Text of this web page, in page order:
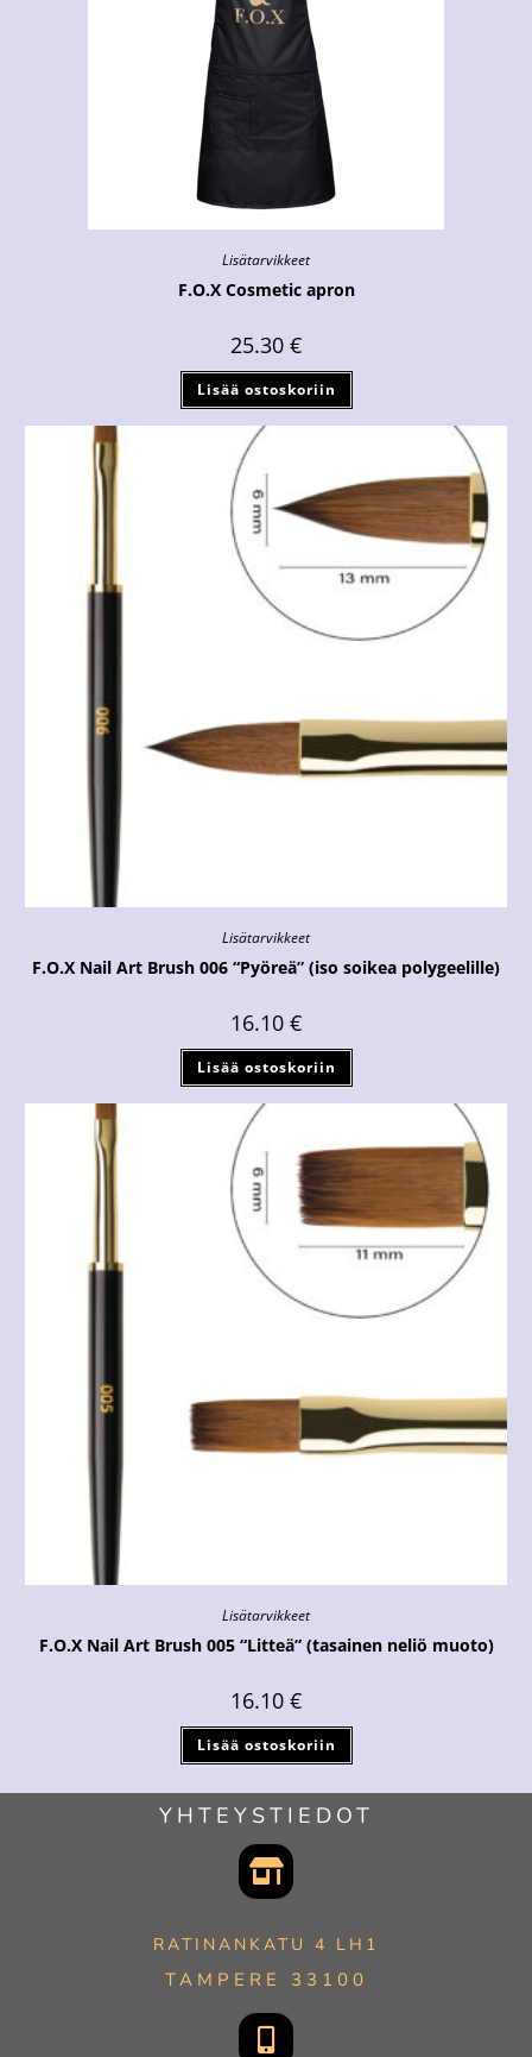
Lisätarvikkeet
F.O.X Cosmetic apron
25.30 €
Lisää ostoskoriin
Lisätarvikkeet
F.O.X Nail Art Brush 006 “Pyöreä” (iso soikea polygeelille)
16.10 €
Lisää ostoskoriin
Lisätarvikkeet
F.O.X Nail Art Brush 005 “Litteä” (tasainen neliö muoto)
16.10 €
Lisää ostoskoriin
YHTEYSTIEDOT
RATINANKATU 4 LH1
TAMPERE 33100